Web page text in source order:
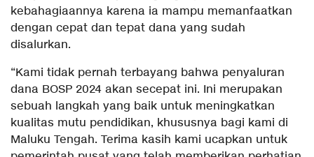
kebahagiaannya karena ia mampu memanfaatkan
dengan cepat dan tepat dana yang sudah
disalurkan.
“Kami tidak pernah terbayang bahwa penyaluran
dana BOSP 2024 akan secepat ini. Ini merupakan
sebuah langkah yang baik untuk meningkatkan
kualitas mutu pendidikan, khususnya bagi kami di
Maluku Tengah. Terima kasih kami ucapkan untuk